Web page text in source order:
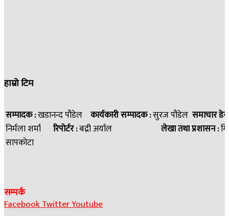
हाम्रो टिम
सम्पादक :खडानन्द पौडेल कार्यकारी सम्पादक :सुरज पौडेल समाचार
निर्मला शर्मा रिपोर्टर :बद्री अर्याल लेखा तथा प्रशासन :
सापकोटा
सम्पर्क
FacebookTwitterYoutube